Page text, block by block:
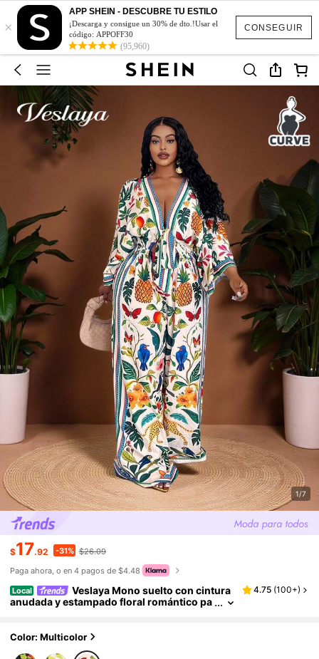
CONSEGUIR
×
APP SHEIN - DESCUBRE TU ESTILO
¡Descarga y consigue un 30% de dto.!Usar el
código: APPOFF30
(95,960)
1/7
$17.92 -31% $26.09
Paga ahora, o en 4 pagos de $4.48
Local
Veslaya Mono suelto con cintura
anudada y estampado floral romántico pa
4.75 (100+)
Color: Multicolor